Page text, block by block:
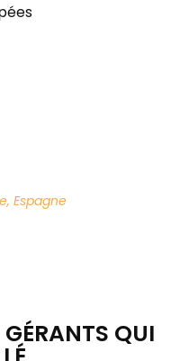
Espagne
GÉRANTS QUI